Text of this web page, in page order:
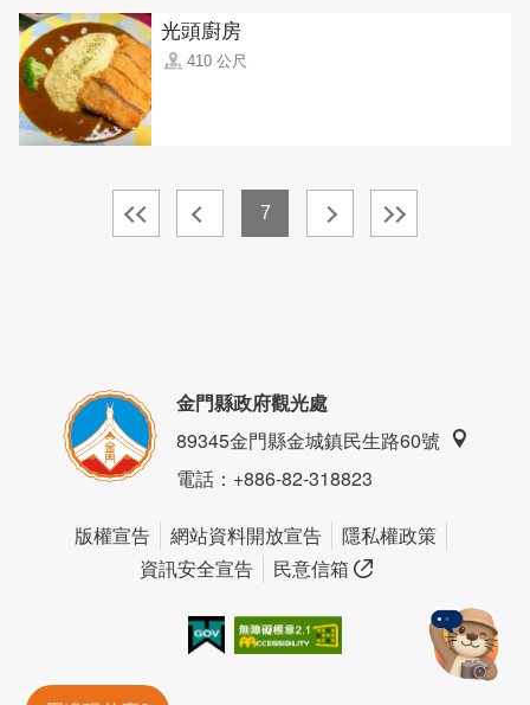
光頭廚房
410 公尺
7
金門縣政府觀光處
89345金門縣金城鎮民生路60號
電話：+886-82-318823
版權宣告 網站資料開放宣告
隱私權政策
資訊安全宣告
民意信箱